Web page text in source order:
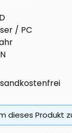
/ PC
dieses Produkt